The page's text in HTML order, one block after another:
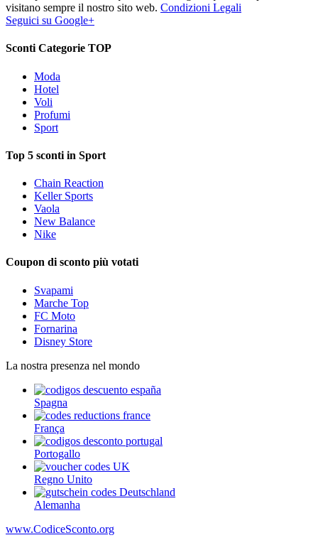
visitano sempre il nostro sito web. Condizioni Legali
Seguici su Google+
Sconti Categorie TOP
Moda
Hotel
Voli
Profumi
Sport
Top 5 sconti in Sport
Chain Reaction
Keller Sports
Vaola
New Balance
Nike
Coupon di sconto più votati
Svapami
Marche Top
FC Moto
Fornarina
Disney Store
La nostra presenza nel mondo
Spagna
França
Portogallo
Regno Unito
Alemanha
www.CodiceSconto.org